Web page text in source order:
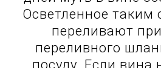
Осветленное таким
переливают
переливного
посуду. Если вина